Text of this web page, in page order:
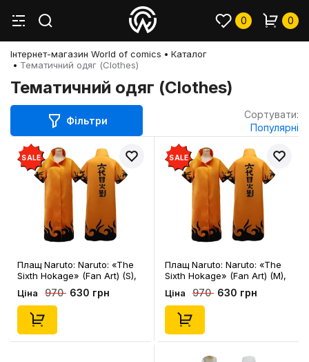
0 0
Інтернет-магазин World of comics
Каталог
Тематичний одяг (Clothes)
Тематичний одяг (Clothes)
Фільтри
Сортувати:
Популярні
SALE
Плащ Naruto: Naruto: «The
Sixth Hokage» (Fan Art) (S),
(129416)
Ціна 970 630 грн
SALE
Плащ Naruto: Naruto: «The
Sixth Hokage» (Fan Art) (M),
(129415)
Ціна 970 630 грн